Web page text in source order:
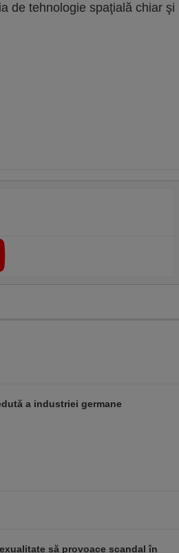
de tehnologie spaţială chiar şi
a industriei germane
să provoace scandal în